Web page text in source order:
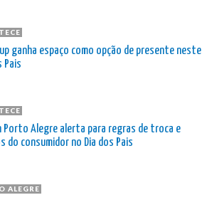
ganha espaço como opção de presente neste
Pais
Porto Alegre alerta para regras de troca e
do consumidor no Dia dos Pais
ALEGRE